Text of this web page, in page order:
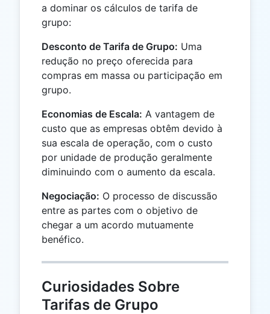
a dominar os cálculos de tarifa de
grupo:
Desconto de Tarifa de Grupo: Uma
redução no preço oferecida para
compras em massa ou participação em
grupo.
Economias de Escala: A vantagem de
custo que as empresas obtêm devido à
sua escala de operação, com o custo
por unidade de produção geralmente
diminuindo com o aumento da escala.
Negociação: O processo de discussão
entre as partes com o objetivo de
chegar a um acordo mutuamente
benéfico.
Curiosidades Sobre
Tarifas de Grupo